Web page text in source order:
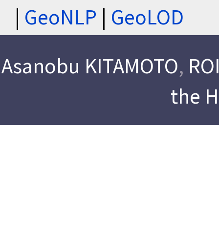
| GeoNLP | GeoLOD
Asanobu KITAMOTO,
the